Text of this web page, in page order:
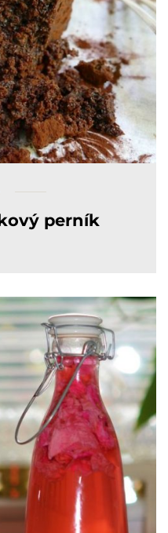
perník